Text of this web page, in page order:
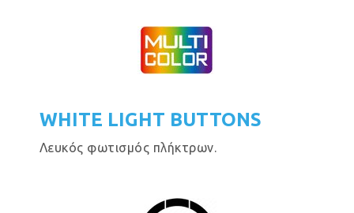
WHITE LIGHT BUTTONS
Λευκός φωτισμός πλήκτρων.